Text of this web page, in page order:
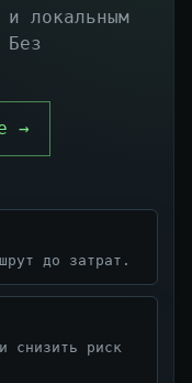
и локальным
Без
→
до затрат.
снизить риск